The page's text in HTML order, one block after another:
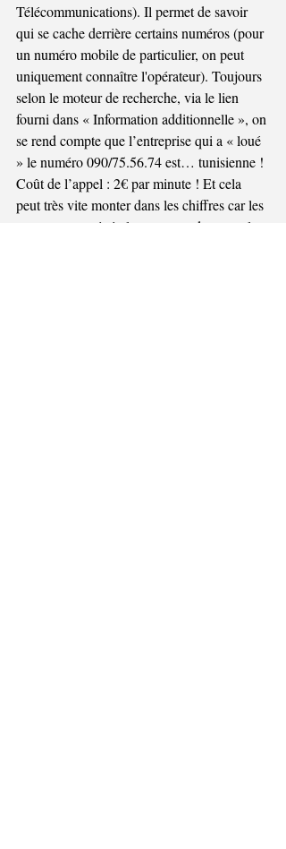
Télécommunications). Il permet de savoir
qui se cache derrière certains numéros (pour
un numéro mobile de particulier, on peut
uniquement connaître l'opérateur). Toujours
selon le moteur de recherche, via le lien
fourni dans « Information additionnelle », on
se rend compte que l’entreprise qui a « loué
» le numéro 090/75.56.74 est… tunisienne !
Coût de l’appel : 2€ par minute ! Et cela
peut très vite monter dans les chiffres car les
escrocs vont généralement user de toutes les